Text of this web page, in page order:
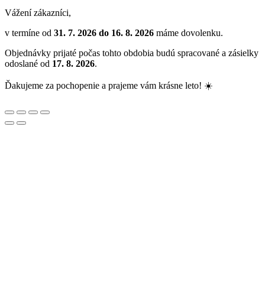
Vážení zákazníci,
v termíne od 31. 7. 2026 do 16. 8. 2026 máme dovolenku.
Objednávky prijaté počas tohto obdobia budú spracované a zásielky
odoslané od 17. 8. 2026.
Ďakujeme za pochopenie a prajeme vám krásne leto! ☀️